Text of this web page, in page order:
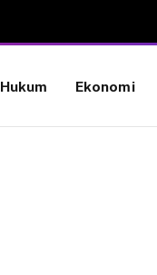
Hukum Ekonomi